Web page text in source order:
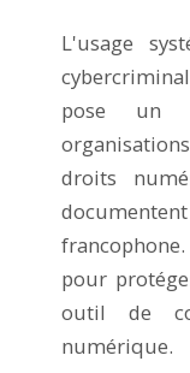
L'usage
pose un
droits
pour
outil de
numérique.